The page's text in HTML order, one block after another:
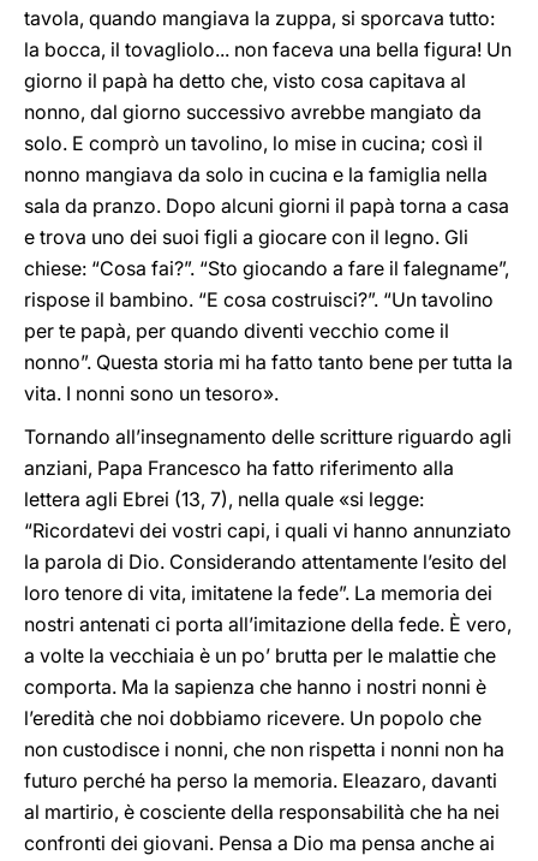
tavola, quando mangiava la zuppa, si sporcava tutto:
la bocca, il tovagliolo... non faceva una bella figura! Un
giorno il papà ha detto che, visto cosa capitava al
nonno, dal giorno successivo avrebbe mangiato da
solo. E comprò un tavolino, lo mise in cucina; così il
nonno mangiava da solo in cucina e la famiglia nella
sala da pranzo. Dopo alcuni giorni il papà torna a casa
e trova uno dei suoi figli a giocare con il legno. Gli
chiese: “Cosa fai?”. “Sto giocando a fare il falegname”,
rispose il bambino. “E cosa costruisci?”. “Un tavolino
per te papà, per quando diventi vecchio come il
nonno”. Questa storia mi ha fatto tanto bene per tutta la
vita. I nonni sono un tesoro».
Tornando all’insegnamento delle scritture riguardo agli
anziani, Papa Francesco ha fatto riferimento alla
lettera agli Ebrei (13, 7), nella quale «si legge:
“Ricordatevi dei vostri capi, i quali vi hanno annunziato
la parola di Dio. Considerando attentamente l’esito del
loro tenore di vita, imitatene la fede”. La memoria dei
nostri antenati ci porta all’imitazione della fede. È vero,
a volte la vecchiaia è un po’ brutta per le malattie che
comporta. Ma la sapienza che hanno i nostri nonni è
l’eredità che noi dobbiamo ricevere. Un popolo che
non custodisce i nonni, che non rispetta i nonni non ha
futuro perché ha perso la memoria. Eleazaro, davanti
al martirio, è cosciente della responsabilità che ha nei
confronti dei giovani. Pensa a Dio ma pensa anche ai